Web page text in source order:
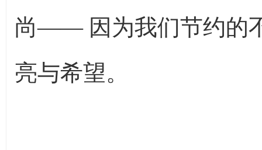
尚—— 因为我们节约的
亮与希望。